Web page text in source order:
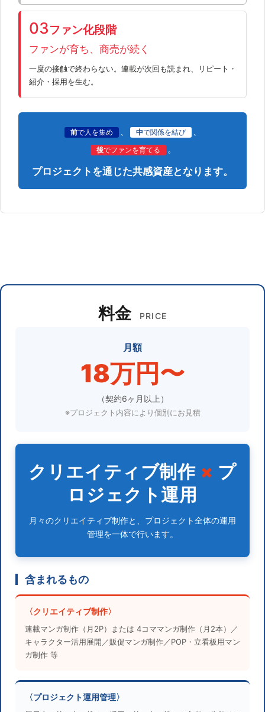
03ファン化段階
ファンが育ち、商売が続く
一度の接触で終わらない。連載が次回も読まれ、リピート・
紹介・採用を生む。
前で人を集め 、 中で関係を結び 、
後でファンを育てる 。
プロジェクトを通じた共感資産となります。
料金 PRICE
月額
18万円〜
（契約6ヶ月以上）
※プロジェクト内容により個別にお見積
クリエイティブ制作 × プ
ロジェクト運用
月々のクリエイティブ制作と、プロジェクト全体の運用
管理を一体で行います。
含まれるもの
〈クリエイティブ制作〉
連載マンガ制作（月2P）または 4コママンガ制作（月2本）／
キャラクター活用展開／販促マンガ制作／POP・立看板用マン
ガ制作 等
〈プロジェクト運用管理〉